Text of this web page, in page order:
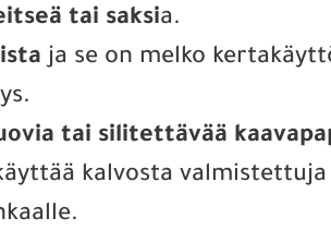
tai saksia.
ja se on melko
tai silitettävää
kalvosta